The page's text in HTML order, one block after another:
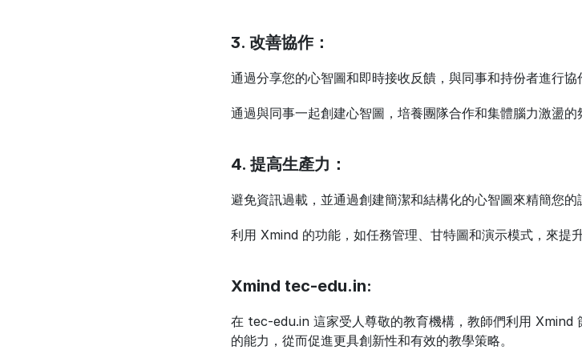
3. 改善協作：
通過分享您的心智圖和即時接收反饋，與同事和持份者進行協
通過與同事一起創建心智圖，培養團隊合作和集體腦力激盪的
4. 提高生產力：
避免資訊過載，並通過創建簡潔和結構化的心智圖來精簡您的
利用 Xmind 的功能，如任務管理、甘特圖和演示模式，來提
Xmind tec-edu.in:
在 tec-edu.in 這家受人尊敬的教育機構，教師們利用 Xmind
的能力，從而促進更具創新性和有效的教學策略。